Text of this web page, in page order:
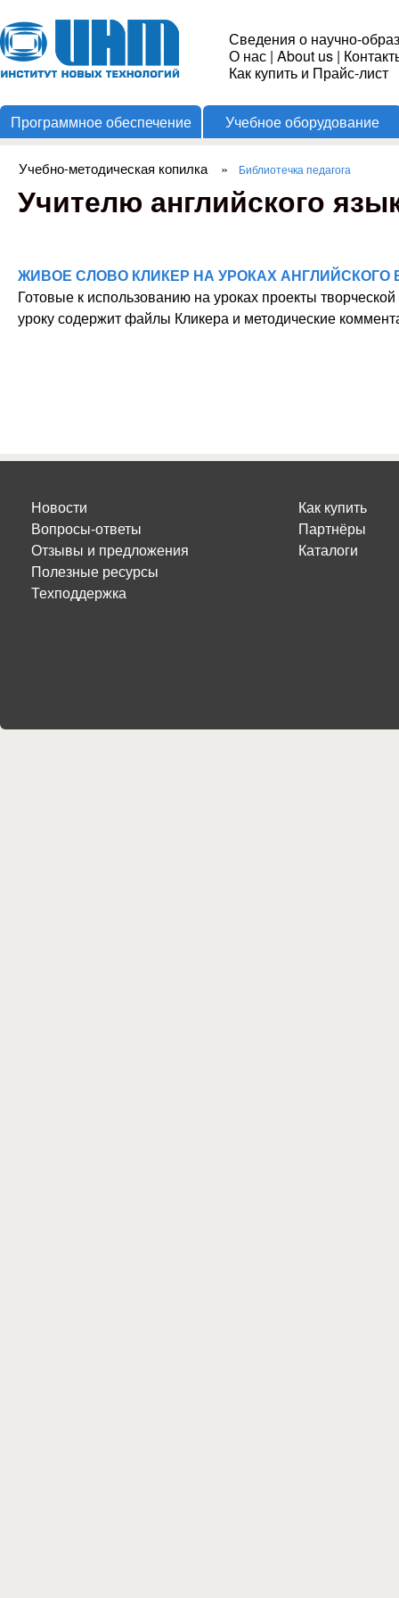
Институт
Новых
Технологий
Сведения о научно-
О нас | About us |
Как купить и Прайс-лист
Программное обеспечение Учебное оборудование
Вы здесь
Учебно-методическая копилка » Библиотечка педагога
Учителю английского
ЖИВОЕ СЛОВО КЛИКЕР НА УРОКАХ
Готовые к использованию на уроках проекты
уроку содержит файлы Кликера и методические
Новости
Вопросы-ответы
Отзывы и предложения
Полезные ресурсы
Техподдержка
Как купить
Партнёры
Каталоги